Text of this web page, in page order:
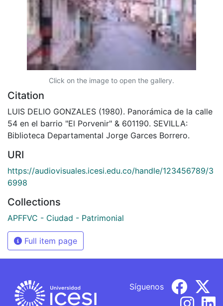
Click on the image to open the gallery.
Citation
LUIS DELIO GONZALES (1980). Panorámica de la calle
54 en el barrio "El Porvenir" & 601190. SEVILLA:
Biblioteca Departamental Jorge Garces Borrero.
URI
https://audiovisuales.icesi.edu.co/handle/123456789/3
6998
Collections
APFFVC - Ciudad - Patrimonial
Full item page
Síguenos